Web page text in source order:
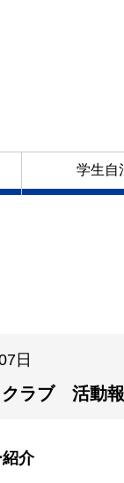
学生自
日
クラブ 活動
介